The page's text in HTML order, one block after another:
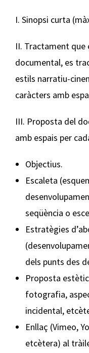
I. Sinopsi curta
II. Tractament que
documental, es
estils narratiu-
caràcters amb
III. Proposta del
amb espais per
Objectius.
Escaleta
seqüència o
Estratègies
dels punts des
Proposta
fotografia,
incidental,
Enllaç (Vimeo,
etcètera) al